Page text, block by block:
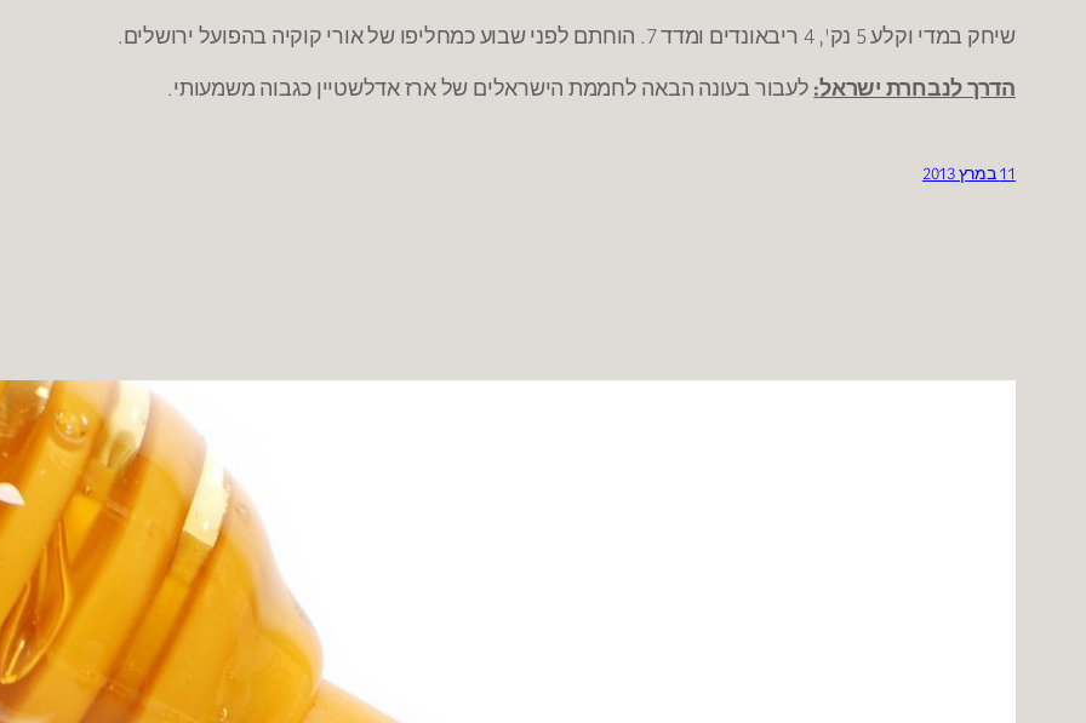
שיחק במדי וקלע 5 נק', 4 ריבאונדים ומדד 7. הוחתם לפני שבוע כמחליפו של אורי קוקיה בהפועל ירושלים.
הדרך לנבחרת ישראל: לעבור בעונה הבאה לחממת הישראלים של ארז אדלשטיין כגבוה משמעותי.
11 במרץ 2013